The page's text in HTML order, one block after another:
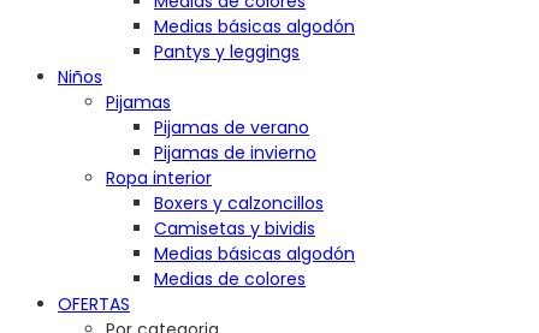
Medias básicas algodón
Pantys y leggings
Niños
Pijamas
Pijamas de verano
Pijamas de invierno
Ropa interior
Boxers y calzoncillos
Camisetas y bividis
Medias básicas algodón
Medias de colores
OFERTAS